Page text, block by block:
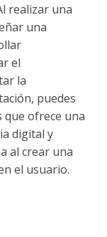
realizar una
una
el
la
puedes
que ofrece una
digital y
al crear una
el usuario.